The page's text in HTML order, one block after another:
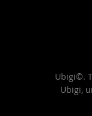
Ubigi©.
Ubigi,